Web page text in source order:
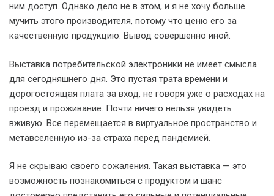
ним доступ. Однако дело не в этом, и я не хочу больше
мучить этого производителя, потому что ценю его за
качественную продукцию. Вывод совершенно иной.
Выставка потребительской электроники не имеет смысла
для сегодняшнего дня. Это пустая трата времени и
дорогостоящая плата за вход, не говоря уже о расходах на
проезд и проживание. Почти ничего нельзя увидеть
вживую. Все перемещается в виртуальное пространство и
метавселенную из-за страха перед пандемией.
Я не скрываю своего сожаления. Такая выставка — это
возможность познакомиться с продуктом и шанс